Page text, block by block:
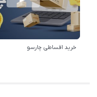
خرید اقساطی چارسو